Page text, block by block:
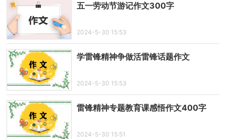
五一劳动节游记作文300字
2024-5-30 15:53
学雷锋精神争做活雷锋话题作文
2024-5-30 15:53
雷锋精神专题教育课感悟作文400字
2024-5-30 15:51